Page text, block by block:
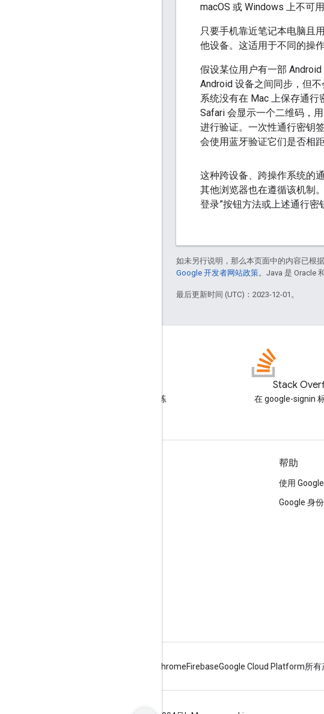
macOS 或 Windows 上不可
只要手机靠近笔记本电脑且
他设备。这适用于不同的操
假设某位用户有一部
Android 设备之间同步，但
系统没有在 Mac 上保存通行
Safari 会显示一个二维码，
进行验证。一次性通行密钥
会使用蓝牙验证它们是否相距
这种跨设备、跨操作系统的
其他浏览器也在遵循该机制
登录”按钮方法或上述通行密
如未另行说明，那么本页面中的内容已根据
Google 开发者网站政策。Java 是 Oracle
最后更新时间 (UTC)：2023-12-01。
观摩我们的示例并自己动手练
Stack
在 google-signin
帮助
使用
Google 身份
ChromeFirebaseGoogle Cloud Platform所有